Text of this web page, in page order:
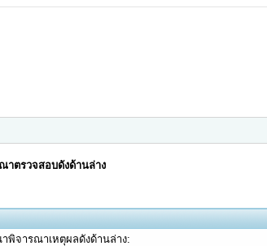
ตรวจสอบดังด้านล่าง
พิจารณาเหตุผลดังด้านล่าง: